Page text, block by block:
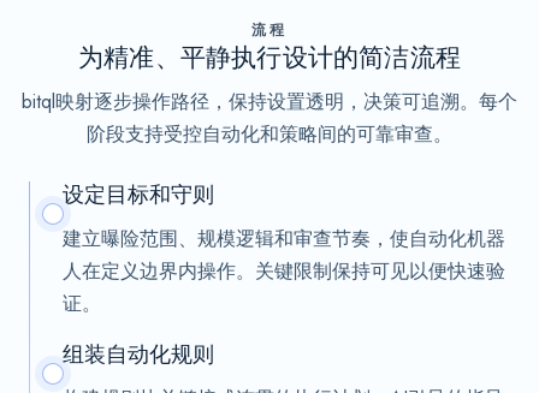
流程
为精准、平静执行设计的简洁流程
bitql映射逐步操作路径，保持设置透明，决策可追溯。每个
阶段支持受控自动化和策略间的可靠审查。
设定目标和守则
建立曝险范围、规模逻辑和审查节奏，使自动化机器
人在定义边界内操作。关键限制保持可见以便快速验
证。
组装自动化规则